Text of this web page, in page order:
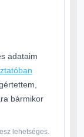
adataim
bármikor
lehetséges.